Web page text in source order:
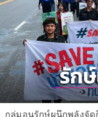
กลุ่มอนุรักษ์ผนึกพลังจัด